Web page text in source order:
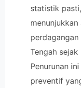
statistik
Tengah
Penurunan
preventif